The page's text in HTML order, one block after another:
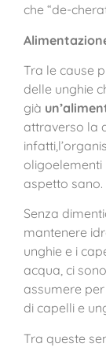
che “de-
Tra le cause
delle unghie
già
attraverso la
oligoelementi
aspetto sano.
Senza
mantenere
unghie e i
acqua, ci
assumere
di capelli e
Tra queste